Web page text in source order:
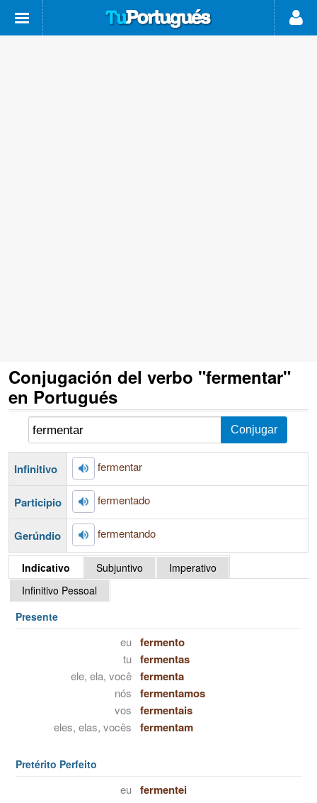
Conjugación del verbo "fermentar"
en Portugués
Infinitivo fermentar
Participio fermentado
Gerúndio fermentando
Indicativo Subjuntivo
Imperativo
Infinitivo Pessoal
Presente
eu fermento
tu fermentas
ele, ela, você fermenta
nós fermentamos
vos fermentais
eles, elas, vocês fermentam
Pretérito Perfeito
eu fermentei